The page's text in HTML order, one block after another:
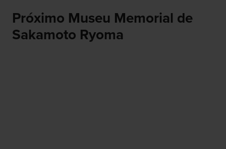
Próximo Museu Memorial de
Sakamoto Ryoma